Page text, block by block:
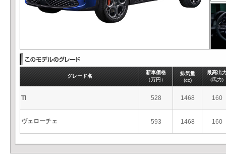
グレード名
新車価格
（万円）
排気量
(cc)
最高出
(馬力)
TI 528 1468 160
ヴェローチェ 593 1468 160